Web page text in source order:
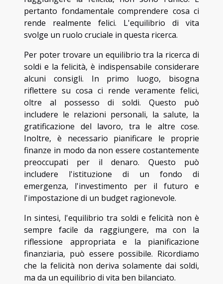
pertanto fondamentale comprendere cosa ci
rende realmente felici. L'equilibrio di vita
svolge un ruolo cruciale in questa ricerca.
Per poter trovare un equilibrio tra la ricerca di
soldi e la felicità, è indispensabile considerare
alcuni consigli. In primo luogo, bisogna
riflettere su cosa ci rende veramente felici,
oltre al possesso di soldi. Questo può
includere le relazioni personali, la salute, la
gratificazione del lavoro, tra le altre cose.
Inoltre, è necessario pianificare le proprie
finanze in modo da non essere costantemente
preoccupati per il denaro. Questo può
includere l'istituzione di un fondo di
emergenza, l'investimento per il futuro e
l'impostazione di un budget ragionevole.
In sintesi, l'equilibrio tra soldi e felicità non è
sempre facile da raggiungere, ma con la
riflessione appropriata e la pianificazione
finanziaria, può essere possibile. Ricordiamo
che la felicità non deriva solamente dai soldi,
ma da un equilibrio di vita ben bilanciato.